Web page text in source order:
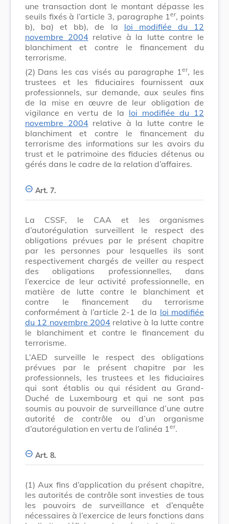
une transaction dont le montant dépasse les
seuils fixés à l’article 3, paragraphe 1er, points
b), ba) et bb), de la loi modifiée du 12
novembre 2004 relative à la lutte contre le
blanchiment et contre le financement du
terrorisme.
(2) Dans les cas visés au paragraphe 1er, les
trustees et les fiduciaires fournissent aux
professionnels, sur demande, aux seules fins
de la mise en œuvre de leur obligation de
vigilance en vertu de la loi modifiée du 12
novembre 2004 relative à la lutte contre le
blanchiment et contre le financement du
terrorisme des informations sur les avoirs du
trust et le patrimoine des fiducies détenus ou
gérés dans le cadre de la relation d’affaires.
Art. 7.
La CSSF, le CAA et les organismes
d’autorégulation surveillent le respect des
obligations prévues par le présent chapitre
par les personnes pour lesquelles ils sont
respectivement chargés de veiller au respect
des obligations professionnelles, dans
l’exercice de leur activité professionnelle, en
matière de lutte contre le blanchiment et
contre le financement du terrorisme
conformément à l’article 2-1 de la loi modifiée
du 12 novembre 2004 relative à la lutte contre
le blanchiment et contre le financement du
terrorisme.
L’AED surveille le respect des obligations
prévues par le présent chapitre par les
professionnels, les trustees et les fiduciaires
qui sont établis ou qui résident au Grand-
Duché de Luxembourg et qui ne sont pas
soumis au pouvoir de surveillance d’une autre
autorité de contrôle ou d’un organisme
d’autorégulation en vertu de l’alinéa 1 er.
Art. 8.
(1) Aux fins d’application du présent chapitre,
les autorités de contrôle sont investies de tous
les pouvoirs de surveillance et d’enquête
nécessaires à l’exercice de leurs fonctions dans